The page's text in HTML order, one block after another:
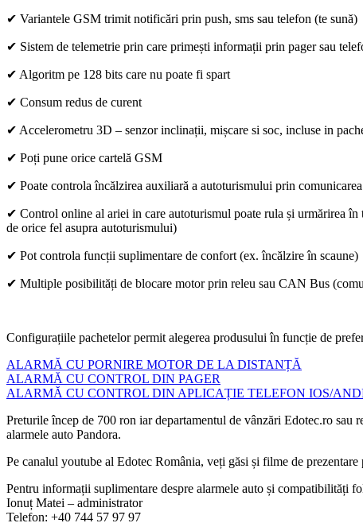
✔ Variantele GSM trimit notificări prin push, sms sau telefon (te sună)
✔ Sistem de telemetrie prin care primești informații prin pager sau
✔ Algoritm pe 128 bits care nu poate fi spart
✔ Consum redus de curent
✔ Accelerometru 3D – senzor inclinații, mișcare si soc, incluse in
✔ Poți pune orice cartelă GSM
✔ Poate controla încălzirea auxiliară a autoturismului prin
✔ Control online al ariei in care autoturismul poate rula și urmărirea
de orice fel asupra autoturismului)
✔ Pot controla funcții suplimentare de confort (ex. încălzire în scaune)
✔ Multiple posibilități de blocare motor prin releu sau CAN Bus
Configurațiile pachetelor permit alegerea produsului în funcție de
ALARMĂ CU PORNIRE MOTOR DE LA DISTANȚĂ
ALARMĂ CU CONTROL DIN PAGER
ALARMĂ CU CONTROL DIN APLICAȚIE TELEFON IOS/
Preturile încep de 700 ron iar departamentul de vânzări Edotec.ro
alarmele auto Pandora.
Pe canalul youtube al Edotec România, veți găsi și filme de
Pentru informații suplimentare despre alarmele auto și compatibilități
Ionuț Matei – administrator
Telefon: +40 744 57 97 97